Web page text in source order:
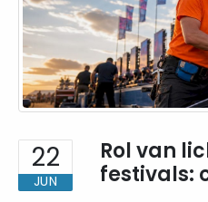
22
JUN
Rol van
festivals: